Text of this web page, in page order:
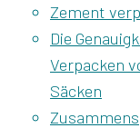
Zement
Die
Verpacken
Säcken